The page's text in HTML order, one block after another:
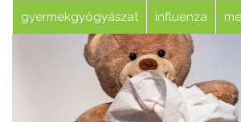
gyermekgyógyászat influenza